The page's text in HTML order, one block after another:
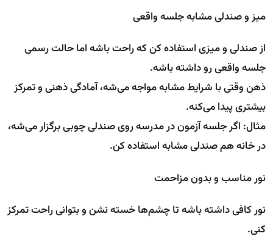
میز و صندلی مشابه جلسه واقعی
از صندلی و میزی استفاده کن که راحت باشه اما حالت رسمی
جلسه واقعی رو داشته باشه.
ذهن وقتی با شرایط مشابه مواجه می‌شه، آمادگی ذهنی و تمرکز
بیشتری پیدا می‌کنه.
مثال: اگر جلسه آزمون در مدرسه روی صندلی چوبی برگزار می‌شه،
در خانه هم صندلی مشابه استفاده کن.
نور مناسب و بدون مزاحمت
نور کافی داشته باشه تا چشم‌ها خسته نشن و بتوانی راحت تمرکز
کنی.